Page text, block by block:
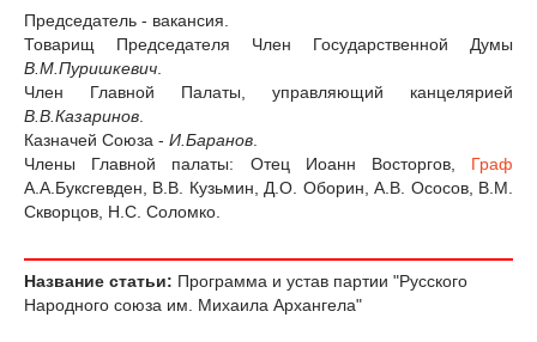
Председатель - вакансия.
Товарищ Председателя Член Государственной Думы
В.М.Пуришкевич
Член Главной Палаты, управляющий канцелярией
В.В.Казаринов
Казначей Союза - И.Баранов
Члены Главной палаты: Отец Иоанн Восторгов, Граф
А.А.Буксгевден, В.В. Кузьмин, Д.О. Оборин, А.В. Ососов, В.М.
Скворцов, Н.С. Соломко.
Название статьи: Программа и устав партии "Русского
Народного союза им. Михаила Архангела"